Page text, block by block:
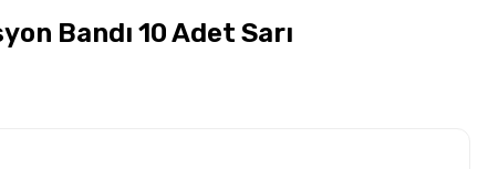
Bandı 10 Adet Sarı